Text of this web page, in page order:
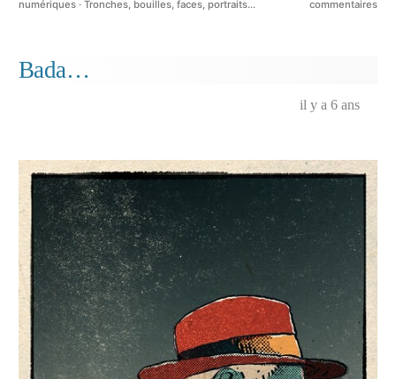
dans
numériques · Tronches, bouilles, faces, portraits...
commentairessur
Bada…
il y a 6 ans